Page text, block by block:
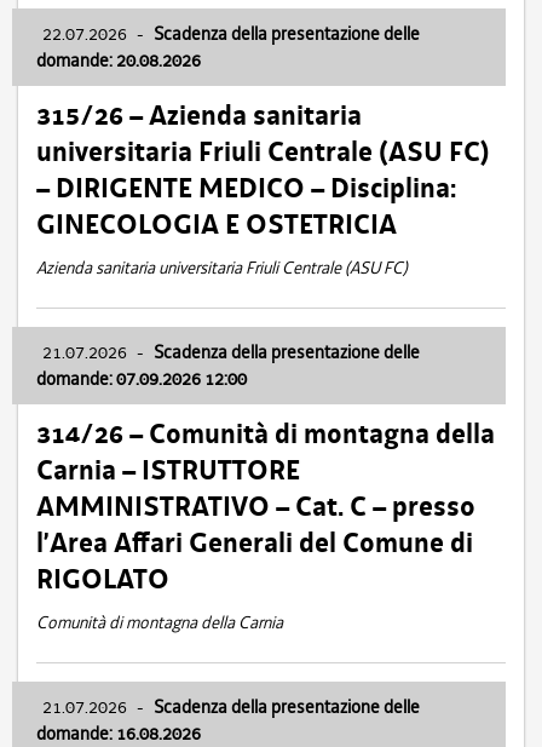
22.07.2026 - Scadenza della presentazione delle
domande: 20.08.2026
315/26 – Azienda sanitaria
universitaria Friuli Centrale (ASU FC)
– DIRIGENTE MEDICO – Disciplina:
GINECOLOGIA E OSTETRICIA
Azienda sanitaria universitaria Friuli Centrale (ASU FC)
21.07.2026 - Scadenza della presentazione delle
domande: 07.09.2026 12:00
314/26 – Comunità di montagna della
Carnia – ISTRUTTORE
AMMINISTRATIVO – Cat. C – presso
l’Area Affari Generali del Comune di
RIGOLATO
Comunità di montagna della Carnia
21.07.2026 - Scadenza della presentazione delle
domande: 16.08.2026